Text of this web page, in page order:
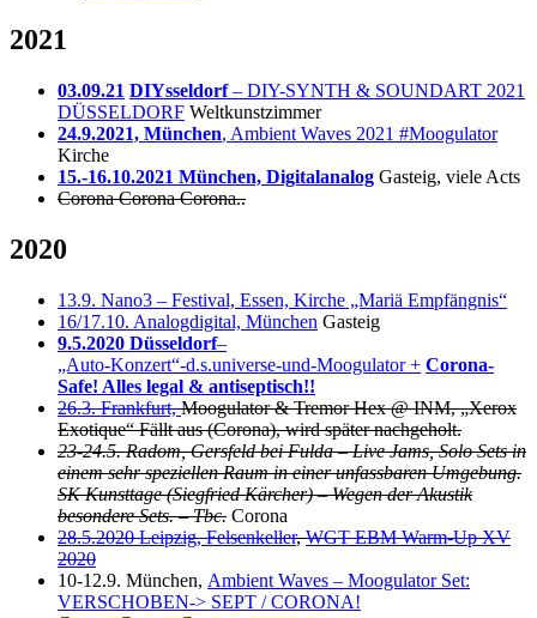
2021
03.09.21 DIYsseldorf– DIY-SYNTH & SOUNDART 2021
DÜSSELDORF Weltkunstzimmer
24.9.2021, München, Ambient Waves 2021 #Moogulator
Kirche
15.-16.10.2021 München, Digitalanalog Gasteig, viele Acts
Corona Corona Corona..
2020
13.9. Nano3 – Festival, Essen, Kirche „Mariä Empfängnis“
16/17.10. Analogdigital, München Gasteig
9.5.2020 Düsseldorf–
„Auto-Konzert“-d.s.universe-und-Moogulator + Corona-
Safe! Alles legal & antiseptisch!!
26.3. Frankfurt,Moogulator & Tremor Hex @ INM, „Xerox
Exotique“ Fällt aus (Corona), wird später nachgeholt.
23-24.5. Radom, Gersfeld bei Fulda – Live Jams, Solo Sets in
einem sehr speziellen Raum in einer unfassbaren Umgebung.
SK Kunsttage (Siegfried Kärcher) – Wegen der Akustik
besondere Sets. – Tbc. Corona
28.5.2020 Leipzig, Felsenkeller,WGT EBM Warm-Up XV
2020
10-12.9. München, Ambient Waves – Moogulator Set:
VERSCHOBEN-> SEPT / CORONA!